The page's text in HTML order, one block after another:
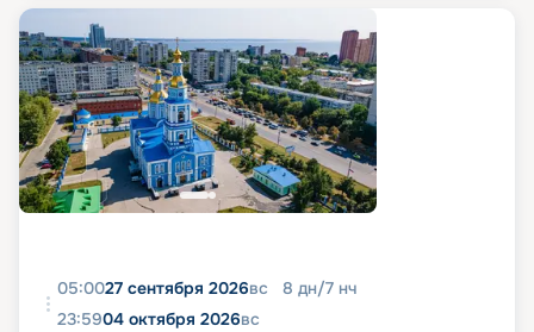
05:0027 сентября 2026вс 8 дн/7 нч
23:5904 октября 2026вс